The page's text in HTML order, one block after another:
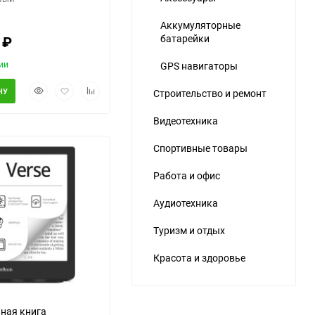
₽
БыстрыйДобавитьДобавить
еще 3 фото
книга
Аккумуляторные
батарейки
GPS навигаторы
Строительство и ремонт
Видеотехника
Спортивные товары
Работа и офис
Аудиотехника
Туризм и отдых
Красота и здоровье